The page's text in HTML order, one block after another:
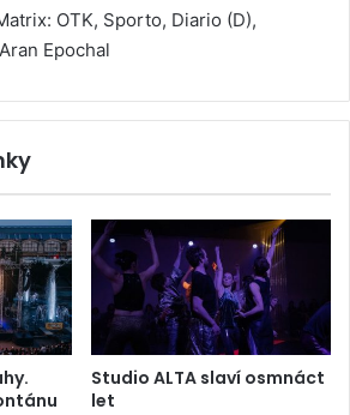
OTK, Sporto, Diario (D),
Epochal
Studio ALTA slaví osmnáct
let